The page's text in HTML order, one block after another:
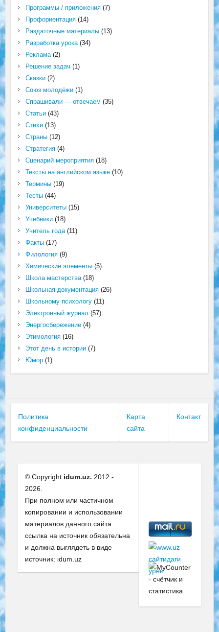
Программы / приложения(7)
Профориентация(14)
Раздаточные материалы(13)
Разработка урока(34)
Реклама(2)
Решение задач (1)
Сказки(2)
Союз молодёжи(1)
Спрашивали — отвечаем (35)
Статьи(43)
Стихи(13)
Страны(12)
Стратегия(4)
Сценарий мероприятия(18)
Тексты на английском языке(10)
Термины(19)
Тесты(44)
Университеты(15)
Учебники(18)
Учитель года(11)
Факты(17)
Филология(9)
Химические элементы(5)
Школа мастерства(18)
Школьная документация(26)
Школьному психологу(11)
Электронный журнал (57)
Энергосбережение(4)
Этимология(16)
Этот день в истории(7)
Юмор(1)
Политика
конфиденциальности
Карта
сайта
Контакт
© Copyright idum.uz. 2012 -
2026.
При полном или частичном
копировании и использовании
материалов данного сайта
ссылка на источник обязательна
и должна выглядеть в виде
источник: idum.uz